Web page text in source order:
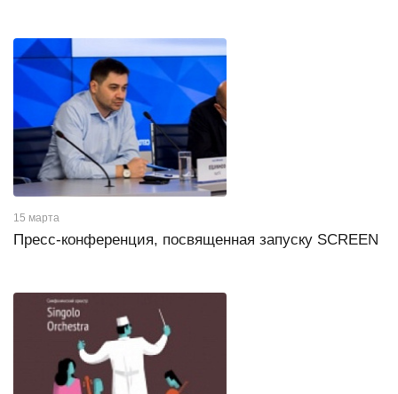
15 марта
Пресс-конференция, посвященная запуску SCREEN